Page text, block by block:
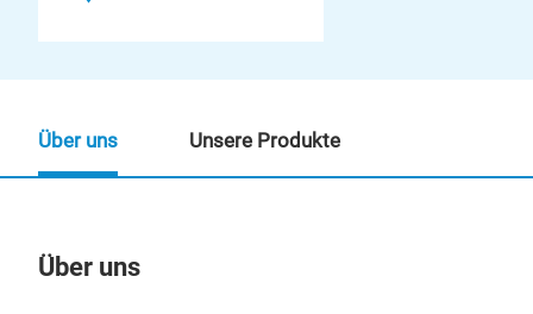
Über uns
Über uns Unsere Produkte